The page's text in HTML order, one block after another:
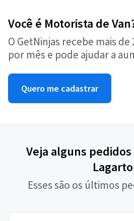
Você é Motorista de
O GetNinjas recebe mais
por mês e pode ajudar a
Quero me cadastrar
Veja alguns
Lagarto
Esses são os últimos